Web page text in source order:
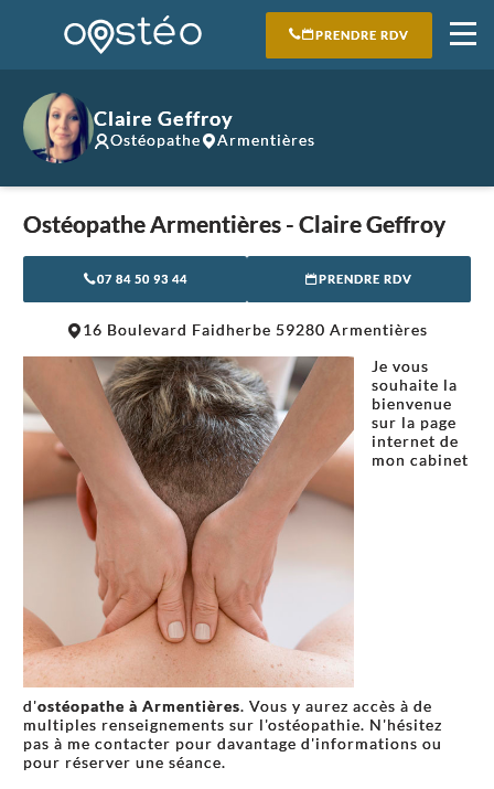
PRENDRE RDV
Claire Geffroy
Ostéopathe Armentières
Ostéopathe Armentières - Claire Geffroy
07 84 50 93 44 PRENDRE RDV
+
16 Boulevard Faidherbe 59280 Armentières
Je vous
souhaite la
bienvenue
sur la page
internet de
mon cabinet
d'ostéopathe à Armentières. Vous y aurez accès à de
multiples renseignements sur l'ostéopathie. N'hésitez
pas à me contacter pour davantage d'informations ou
pour réserver une séance.